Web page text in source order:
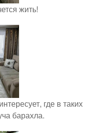
жить!
где в таких
барахла.